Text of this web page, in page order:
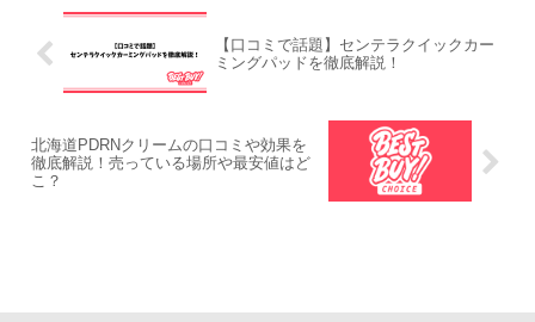
【口コミで話題】センテラクイックカー
ミングパッドを徹底解説！
北海道PDRNクリームの口コミや効果を
徹底解説！売っている場所や最安値はど
こ？